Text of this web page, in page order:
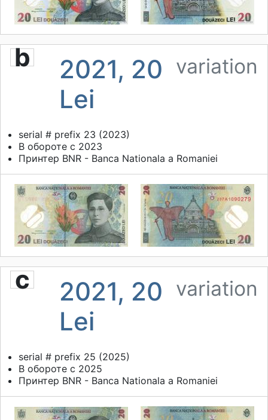
b
2021, 20
Lei
variation
serial # prefix 23 (2023)
В обороте с 2023
Принтер BNR - Banca Nationala a Romaniei
c
2021, 20
Lei
variation
serial # prefix 25 (2025)
В обороте с 2025
Принтер BNR - Banca Nationala a Romaniei